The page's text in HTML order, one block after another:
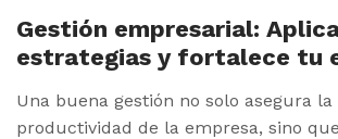
Gestión empresarial:
estrategias y fortalece tu
Una buena gestión no solo asegura
productividad de la empresa, sino